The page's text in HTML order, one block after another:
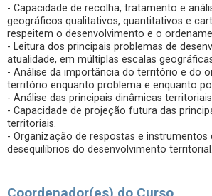
- Capacidade de recolha, tratamento e
geográficos qualitativos, quantitativos e
respeitem o desenvolvimento e o
- Leitura dos principais problemas de
atualidade, em múltiplas escalas
- Análise da importância do território e do
território enquanto problema e enquanto
- Análise das principais dinâmicas
- Capacidade de projeção futura das
territoriais.
- Organização de respostas e
desequilíbrios do desenvolvimento territorial.